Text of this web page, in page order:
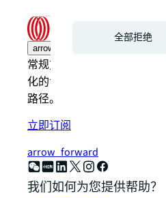
arrow_upward
常规方法之外，仲量联行以
化的专业方式，期待与您携
路径。
立即订阅
arrow_forward
我们如何为您提供帮助？
全部拒绝